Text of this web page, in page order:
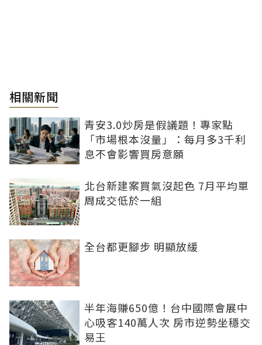
相關新聞
青安3.0炒房是假議題！專家點
「市場根本沒量」：每月多3千利
息不會影響買房意願
北台新建案買氣沒起色 7月平均單
周成交低於一組
全台都更腳步 明顯放緩
半年海賺650億！台中國際會展中
心吸客140萬人次 房市逆勢坐穩交
易王